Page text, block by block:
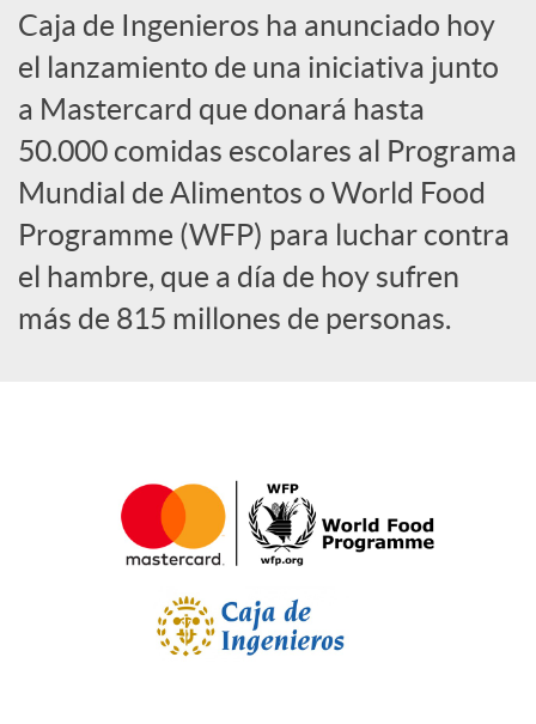
c
i
a
l
Caja de Ingenieros ha anunciado hoy
el lanzamiento de una iniciativa junto
a Mastercard que donará hasta
50.000 comidas escolares al Programa
Mundial de Alimentos o World Food
Programme (WFP) para luchar contra
el hambre, que a día de hoy sufren
más de 815 millones de personas.